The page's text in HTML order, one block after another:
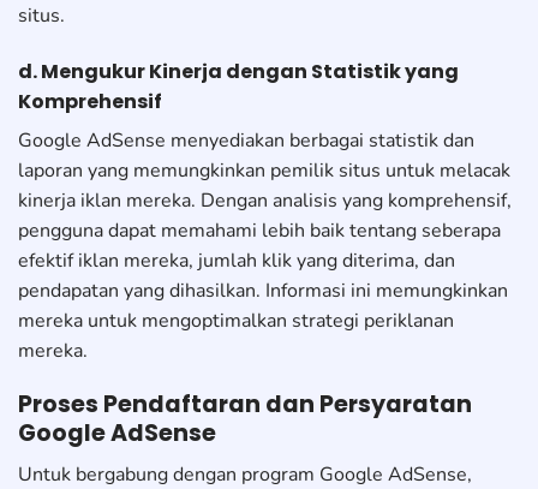
situs.
d. Mengukur Kinerja dengan Statistik yang
Komprehensif
Google AdSense menyediakan berbagai statistik dan
laporan yang memungkinkan pemilik situs untuk melacak
kinerja iklan mereka. Dengan analisis yang komprehensif,
pengguna dapat memahami lebih baik tentang seberapa
efektif iklan mereka, jumlah klik yang diterima, dan
pendapatan yang dihasilkan. Informasi ini memungkinkan
mereka untuk mengoptimalkan strategi periklanan
mereka.
Proses Pendaftaran dan Persyaratan
Google AdSense
Untuk bergabung dengan program Google AdSense,